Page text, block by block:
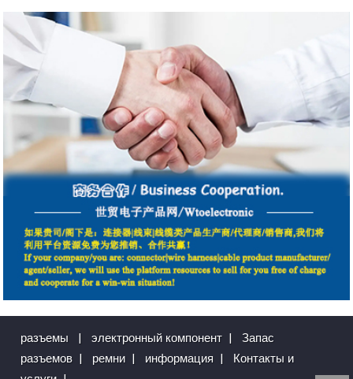
разъемы | электронный компонент |
Запас
разъемов | ремни | информация |
Контакты и